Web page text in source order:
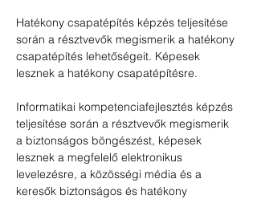
Hatékony csapatépítés képzés teljesítése
során a résztvevők megismerik a hatékony
csapatépítés lehetőségeit. Képesek
lesznek a hatékony csapatépítésre.
Informatikai kompetenciafejlesztés képzés
teljesítése során a résztvevők megismerik
a biztonságos böngészést, képesek
lesznek a megfelelő elektronikus
levelezésre, a közösségi média és a
keresők biztonságos és hatékony